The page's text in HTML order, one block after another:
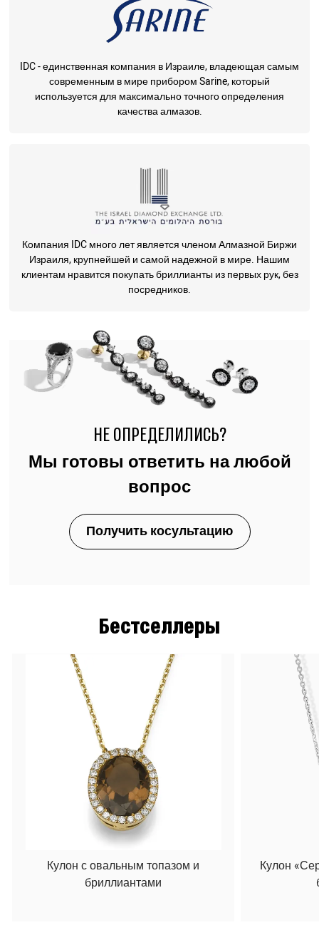
IDC - единственная компания в Израиле, владеющая самым
современным в мире прибором Sarine, который
используется для максимально точного определения
качества алмазов.
Компания IDC много лет является членом Алмазной Биржи
Израиля, крупнейшей и самой надежной в мире. Нашим
клиентам нравится покупать бриллианты из первых рук, без
посредников.
Бестселлеры
Кулон
Кулон с овальным топазом и
бриллиантами
НЕ ОПРЕДЕЛИЛИСЬ?
Мы готовы ответить на любой
вопрос
Получить косультацию